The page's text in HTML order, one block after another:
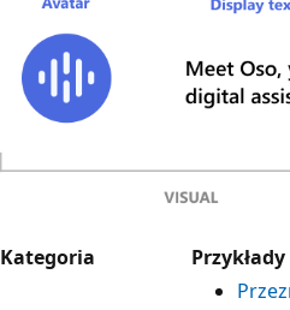
Kategoria Przykłady